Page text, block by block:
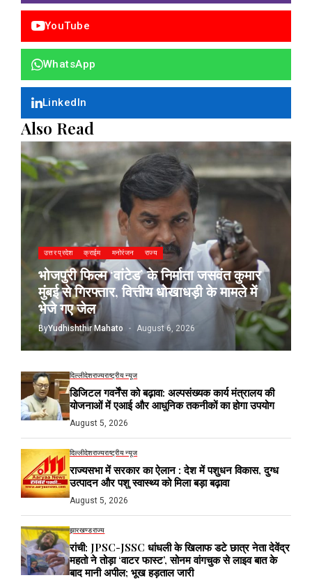
YouTube
WhatsApp
LinkedIn
Also Read
उत्तर प्रदेश क्राईम मनोरंजन राज्य
भोजपुरी फिल्म ‘वांटेड’ के निर्माता जसवंत कुमार
मुंबई से गिरफ्तार, वित्तीय धोखाधड़ी के मामले में
भेजे गए जेल
ByYudhishthir Mahato August 6, 2026
दिल्लीदेशराज्यराष्ट्रीय न्यूज
डिजिटल गवर्नेंस को बढ़ावा: अल्पसंख्यक कार्य मंत्रालय की
योजनाओं में एआई और आधुनिक तकनीकों का होगा उपयोग
August 5, 2026
दिल्लीदेशराज्यराष्ट्रीय न्यूज
राज्यसभा में सरकार का ऐलान : देश में पशुधन विकास, दुग्ध
उत्पादन और पशु स्वास्थ्य को मिला बड़ा बढ़ावा
August 5, 2026
झारखण्डराज्य
रांची: JPSC-JSSC धांधली के खिलाफ डटे छात्र नेता देवेंद्र
महतो ने तोड़ा ‘वाटर फास्ट’, सोनम वांगचुक से लाइव बात के
बाद मानी अपील; भूख हड़ताल जारी